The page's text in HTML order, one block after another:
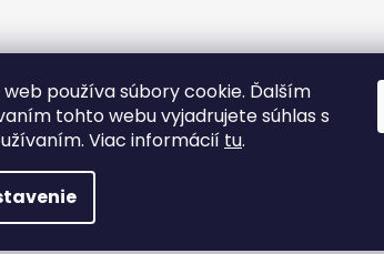
používa súbory cookie. Ďalším
tohto webu vyjadrujete súhlas s
Viac informácií tu.